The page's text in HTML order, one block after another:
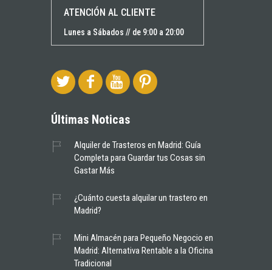
ATENCIÓN AL CLIENTE
Lunes a Sábados // de 9:00 a 20:00
Últimas Noticas
Alquiler de Trasteros en Madrid: Guía
Completa para Guardar tus Cosas sin
Gastar Más
¿Cuánto cuesta alquilar un trastero en
Madrid?
Mini Almacén para Pequeño Negocio en
Madrid: Alternativa Rentable a la Oficina
Tradicional